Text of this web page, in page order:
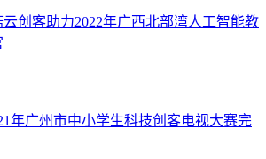
创客助力2022年广西北部湾人工智能教